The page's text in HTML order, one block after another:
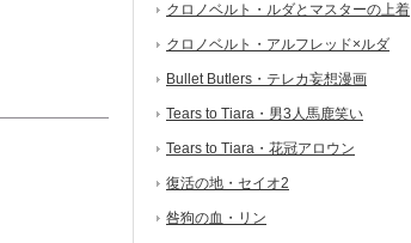
クロノベルト・ルダとマスターの上着
クロノベルト・アルフレッド×ルダ
Bullet Butlers・テレカ妄想漫画
Tears to Tiara・男3人馬鹿笑い
Tears to Tiara・花冠アロウン
復活の地・セイオ2
咎狗の血・リン